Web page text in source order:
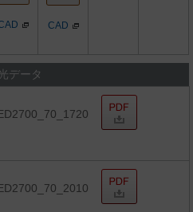
CAD
データ